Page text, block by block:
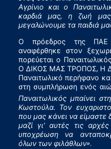
Αγρίνιο και ο
καρδιά μας, η ζωή
μεγαλώνουμε τα παιδιά
Ο πρόεδρος της ΠΑΕ
αναφέρθηκε στον
πορεύεται ο
Ο ΔΙΚΟΣ ΜΑΣ ΤΡΟΠΟΣ, Η
Παναιτωλικό περήφανο
στη συμπλήρωση ενός
Παναιτωλικός μπαίνει
Κωστούλα. Τον
που μας κάνει να είμαστε
μαζί γι’ αυτές τις
υποχρέωση να
όλων των φιλάθλων».